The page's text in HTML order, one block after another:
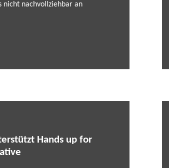
nicht nachvollziehbar an
Hands up for